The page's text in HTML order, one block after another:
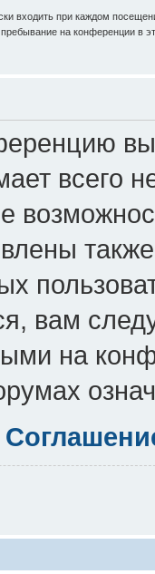
входить при каждом
на конференции в
всего
вам
на